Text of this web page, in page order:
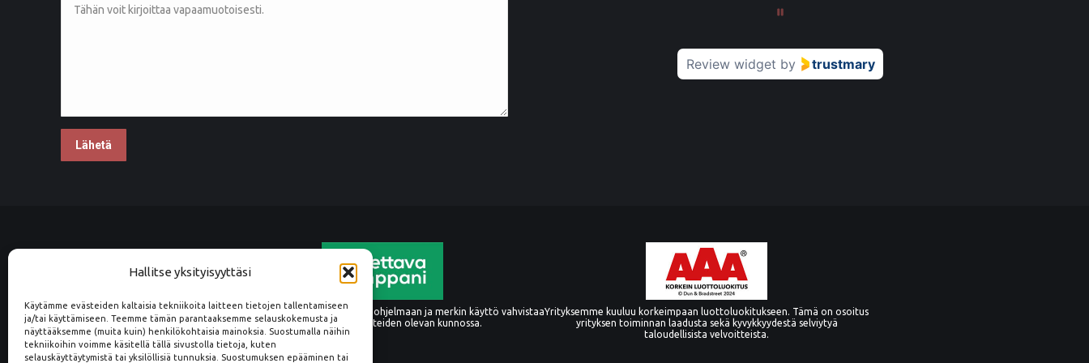
Hallitse yksityisyyttäsi
Käytämme evästeiden kaltaisia tekniikoita laitteen tietojen tallentamiseen
ja/tai käyttämiseen. Teemme tämän parantaaksemme selauskokemusta ja
näyttääksemme (muita kuin) henkilökohtaisia mainoksia. Suostumalla näihin
tekniikoihin voimme käsitellä tällä sivustolla tietoja, kuten
selauskäyttäytymistä tai yksilöllisiä tunnuksia. Suostumuksen epääminen tai
Review widget by trustmary
Kuulumme Luotettava Kumppani ohjelmaan ja merkin käyttö vahvistaa
tilaajavastuuvelvoitteiden olevan kunnossa.
Yrityksemme kuuluu korkeimpaan luottoluokitukseen. Tämä on osoitus
yrityksen toiminnan laadusta sekä kyvykkyydestä selviytyä
taloudellisista velvoitteista.